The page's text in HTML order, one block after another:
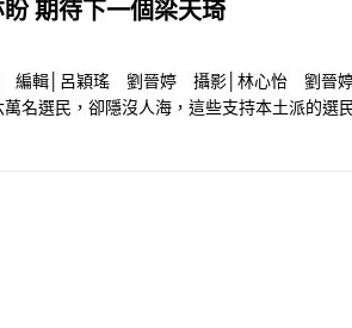
期待下一個梁天琦
輯│呂穎瑤 劉晉婷 攝影│林心怡 劉晉婷
名選民，卻隱沒人海，這些支持本土派的選